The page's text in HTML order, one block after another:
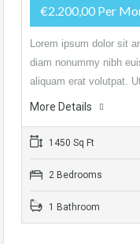
€2.200,00 Per
Lorem ipsum dolor sit
diam nonummy nibh
aliquam erat volutpat.
More Details
1450 Sq Ft
2 Bedrooms
1 Bathroom